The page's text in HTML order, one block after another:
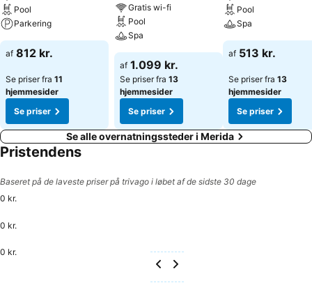
Pool
Parkering
af 812 kr.
Se priser fra 11
hjemmesider
Se priser
Gratis wi-fi
Pool
Spa
af 1.099 kr.
Se priser fra 13
hjemmesider
Se priser
Pool
Spa
af 513 kr.
Se priser fra 13
hjemmesider
Se priser
Se alle overnatningssteder i Merida
Pristendens
Baseret på de laveste priser på trivago i løbet af de sidste 30 dage
0 kr.
0 kr.
0 kr.